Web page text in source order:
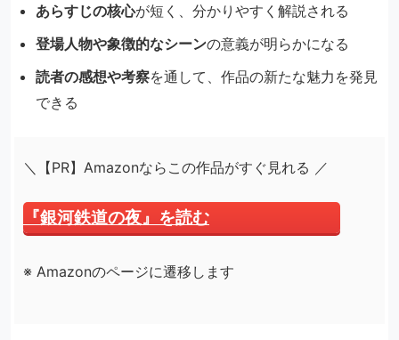
あらすじの核心が短く、分かりやすく解説される
登場人物や象徴的なシーンの意義が明らかになる
読者の感想や考察を通して、作品の新たな魅力を発見
できる
＼【PR】Amazonならこの作品がすぐ見れる ／
『銀河鉄道の夜』を読む
※ Amazonのページに遷移します